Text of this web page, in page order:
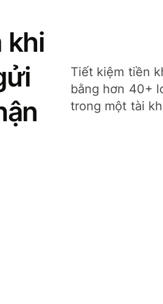
khi
Tiết kiệm tiền
bằng hơn 40+
trong một tài